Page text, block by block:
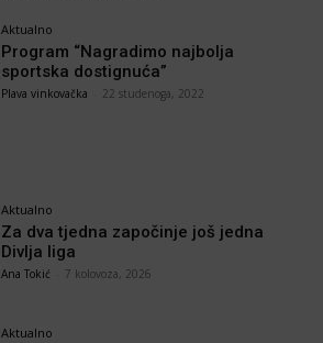
Aktualno
Program “Nagradimo najbolja
sportska dostignuća”
Plava vinkovačka 22 studenoga, 2022
Aktualno
Za dva tjedna započinje još jedna
Divlja liga
Ana Tokić 7 kolovoza, 2026
Aktualno